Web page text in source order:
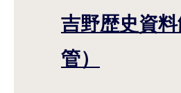
吉野歴史資
管）